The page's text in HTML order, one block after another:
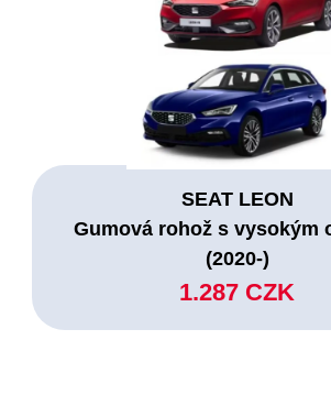
SEAT LEON
Gumová rohož s vysokým
(2020-)
1.287 CZK